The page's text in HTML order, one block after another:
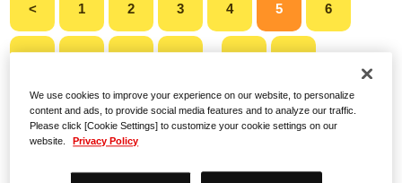
< 1 2 3 4 5 6
7 8 9 10 40 >
検索結果
We use cookies to improve your experience on our website, to personalize
content and ads, to provide social media features and to analyze our traffic.
Please click [Cookie Settings] to customize your cookie settings on our
website.
Privacy Policy